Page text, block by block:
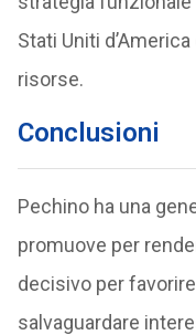
Stati Uniti
risorse.
Conclusioni
Pechino ha una
promuove per
decisivo per
salvaguardare